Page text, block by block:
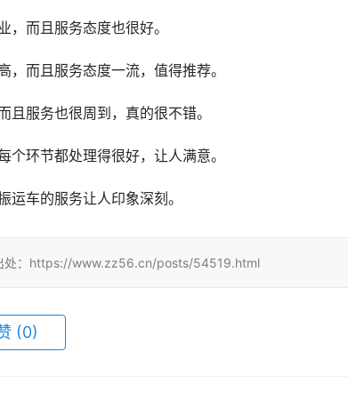
，而且服务态度也很好。
，而且服务态度一流，值得推荐。
且服务也很周到，真的很不错。
个环节都处理得很好，让人满意。
运车的服务让人印象深刻。
处：https://www.zz56.cn/posts/54519.html
(0)